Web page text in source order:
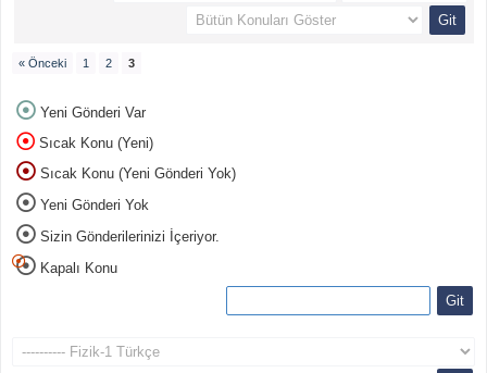
« Önceki 1 2 3
Yeni Gönderi Var
Sıcak Konu (Yeni)
Sıcak Konu (Yeni Gönderi Yok)
Yeni Gönderi Yok
Sizin Gönderilerinizi İçeriyor.
Kapalı Konu